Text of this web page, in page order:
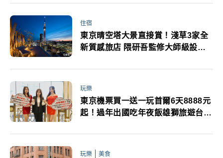
住宿
東京晴空塔大景直接賞！淺草3家全
新質感旅店 隈研吾監修大師級設計
玩樂
東京機票買一送一玩首爾6天8888元
起！過年出國吃年夜飯雄獅旅遊台北
玩樂 美食